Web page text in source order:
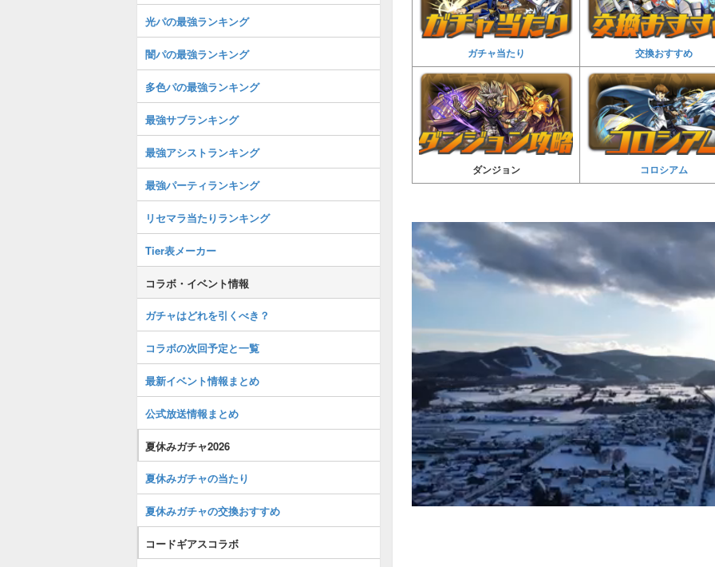
ガチャ当たり 交換おすすめ
ダンジョン コロシアム
光パの最強ランキング
闇パの最強ランキング
多色パの最強ランキング
最強サブランキング
最強アシストランキング
最強パーティランキング
リセマラ当たりランキング
Tier表メーカー
コラボ・イベント情報
ガチャはどれを引くべき？
コラボの次回予定と一覧
最新イベント情報まとめ
公式放送情報まとめ
夏休みガチャ2026
夏休みガチャの当たり
夏休みガチャの交換おすすめ
コードギアスコラボ